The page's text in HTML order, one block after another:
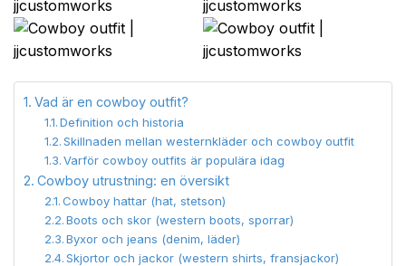
Vad är en cowboy outfit?
Definition och historia
Skillnaden mellan westernkläder och cowboy outfit
Varför cowboy outfits är populära idag
Cowboy utrustning: en översikt
Cowboy hattar (hat, stetson)
Boots och skor (western boots, sporrar)
Byxor och jeans (denim, läder)
Skjortor och jackor (western shirts, fransjackor)